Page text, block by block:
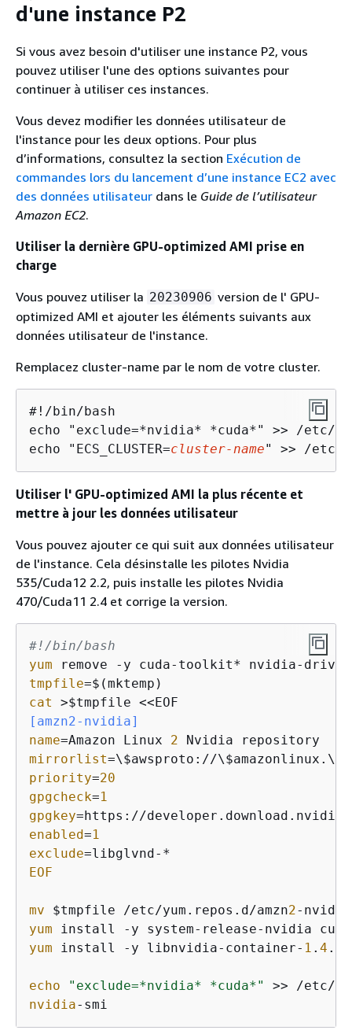
d'une instance P2
Si vous avez besoin d'utiliser une instance P2, vous
pouvez utiliser l'une des options suivantes pour
continuer à utiliser ces instances.
Vous devez modifier les données utilisateur de
l'instance pour les deux options. Pour plus
d’informations, consultez la section Exécution de
commandes lors du lancement d’une instance EC2 avec
des données utilisateur dans le Guide de l’utilisateur
Amazon EC2.
Utiliser la dernière GPU-optimized AMI prise en
charge
Vous pouvez utiliser la 20230906 version de l' GPU-
optimized AMI et ajouter les éléments suivants aux
données utilisateur de l'instance.
Remplacez cluster-name par le nom de votre cluster.
#!/bin/bash
echo "exclude=*nvidia* *cuda*" >> /etc/
echo "ECS_CLUSTER=cluster-name" >> /etc/
Utiliser l' GPU-optimized AMI la plus récente et
mettre à jour les données utilisateur
Vous pouvez ajouter ce qui suit aux données utilisateur
de l'instance. Cela désinstalle les pilotes Nvidia
535/Cuda12 2.2, puis installe les pilotes Nvidia
470/Cuda11 2.4 et corrige la version.
#!/bin/bash
yum
tmpfile
cat
>$tmpfile <<EOF
[amzn2-nvidia]
name=Amazon Linux 2
mirrorlist=\$awsproto://
priority=20
gpgcheck=1
gpgkey=https://
enabled=1
exclude
EOF
mv $tmpfile /etc/yum.repos.d/amzn2
yum install -y system-release-nvidia
yum install -y libnvidia-container- 1 . 4 .
echo
"exclude=*nvidia* *cuda*"
nvidia-smi